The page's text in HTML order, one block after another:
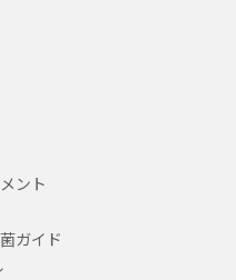
ント
ガイド